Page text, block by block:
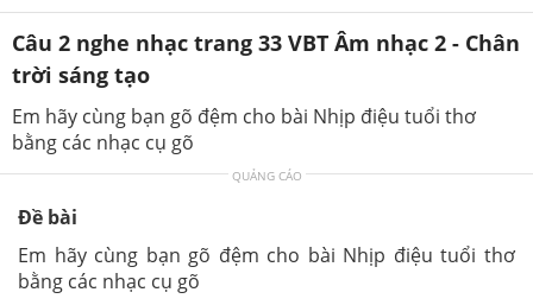
Câu 2 nghe nhạc trang 33 VBT Âm nhạc 2 - Chân
trời sáng tạo
Em hãy cùng bạn gõ đệm cho bài Nhịp điệu tuổi thơ
bằng các nhạc cụ gõ
QUẢNG CÁO
Đề bài
Em hãy cùng bạn gõ đệm cho bài Nhịp điệu tuổi thơ
bằng các nhạc cụ gõ